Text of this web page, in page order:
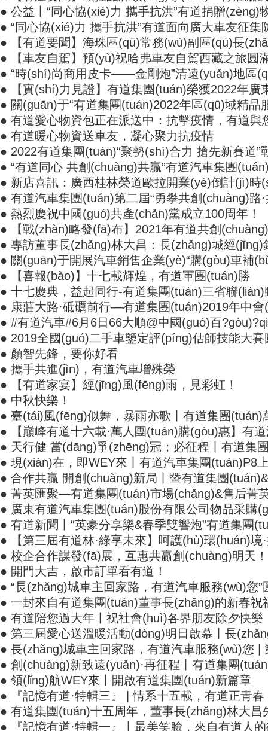
● 公益丨“同心協(xié)力 攜手抗洪”有道捐贈
● “同心協(xié)力 攜手抗洪”有道面向廣大車友征
● 【有道要聞】海珠區(qū)常務(wù)副區(qū)長
● 【車友自駕】預(yù)祝哈弗車友自駕西藏之旅圓
● “時(shí)尚商用皮卡——金剛炮”清遠(yuǎn)地區(qū)
● 【實(shí)力見證】有道集團(tuán)榮獲2022年廣
● 關(guān)于“有道集團(tuán)2022年區(qū)域精品
● 有道愛心物資包正在派送中：抗擊疫情，有道與
● 有道暖心物資送車友，凝心聚力抗疫情
● 2022有道集團(tuán)“聚勢(shì)合力 搶先新賽道
● “有道同心 共創(chuàng)共贏”有道汽車集團
● 新店喜訊：廣西桂林榮道歐拉開業(yè)倒計(jì)時
● 有道汽車集團(tuán)第二屆“勇攀共創(chuàng)
● 熱烈慶祝中國(guó)共產(chǎn)黨成立100周年！
● 【戰(zhàn)略發(fā)布】2021年有道共創
● 專訪董事長(zhǎng)林大昌：長(zhǎng)城經
● 關(guān)于開展汽車銷售企業(yè)“購(gòu)車補
● 【喜報(bào)】十七載輝煌，有道軍團(tuán)勝
● 十七慶典，益起同行-有道集團(tuán)三省聯
● 康莊大路·砥礪前行—有道集團(tuán)2019年中
● #有道汽車#6月6日66大順@中國(guó)百
● 2019全國(guó)二手車鑒定評(píng)估師技能大賽
● 顏智先鋒，要你好看
● 攜手共進(jìn)，有道汽車增殊榮
● 【有道家宴】經(jīng)風(fēng)雨，見彩虹！
● 中秋快樂！
● 臺(tái)風(fēng)似舞，暴雨亦歌丨有道集團
● 【巔峰有道十六載·萬人團(tuán)購(gòu)惠】有
● 天行健 當(dāng)爭(zhēng)冠；必征程丨有道
● 現(xiàn)在，即WEY來丨有道汽車集團(tuán)P8上市
● 合作共贏 開創(chuàng)新局丨暨有道集團
● 菁英匯聚—有道集團(tuán)市場(chǎng)&售后菁英
● 廣東有道汽車集團(tuán)股份有限公司物品采購
● 有道新聞丨“英豪分享樂&春季雙響炮”有道集團
● 【第三屆有道林·綠享未來】呵護(hù)環(huán)
● 校企合作謀發(fā)展，互惠共贏創(chuàng)明天！
● 開門大吉，啟市訂單看有道！
● “長(zhǎng)城車主回家路，有道汽車服務(wù)您
● 一封來自有道集團(tuán)董事長(zhǎng)的新春祝
● 有道陪您過大年丨祝社會(huì)各界朋友除夕快樂
● 第三屆愛心送溫暖活動(dòng)明日啟幕丨長
● 長(zhǎng)城車主回家路，有道汽車服務(wù)您
● 創(chuàng)新致遠(yuǎn)·再征程丨有道集團
● 領(lǐng)航WEY來丨開啟有道集團(tuán)新篇章
● 『記憶有道·特輯三』 | 情系十五載，有道正青春
● 有道集團(tuán)十五周年，董事長(zhǎng)林大昌先
● 『記憶有道·特輯一』丨最美笑臉，來自有道人